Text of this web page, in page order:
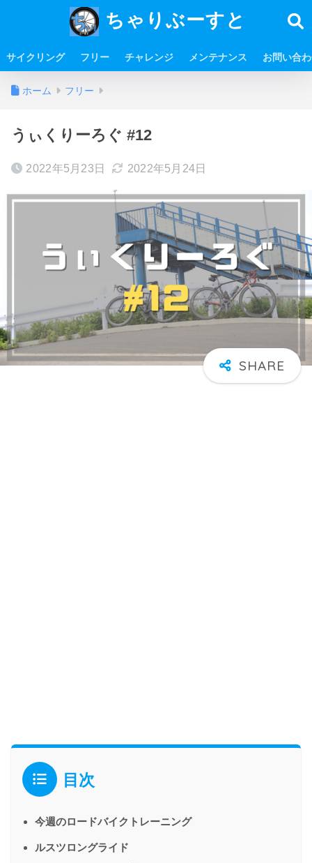
ちゃりぶーすと
サイクリング フリー チャレンジ メンテナンス お問い合
ホーム フリー
うぃくりーろぐ #12
2022年5月23日 2022年5月24日
目次
今週のロードバイクトレーニング
ルスツロングライド